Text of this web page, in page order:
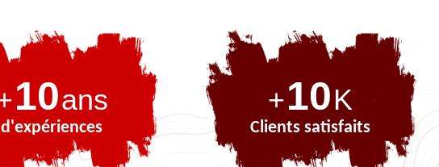
10ans
d'expériences
+10K
Clients satisfaits